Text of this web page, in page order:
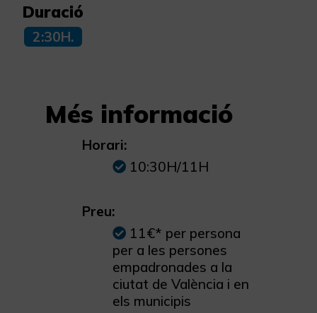
Duració
2:30H.
Més informació
Horari:
10:30H/11H
Preu:
11€* per persona
per a les persones
empadronades a la
ciutat de València i en
els municipis